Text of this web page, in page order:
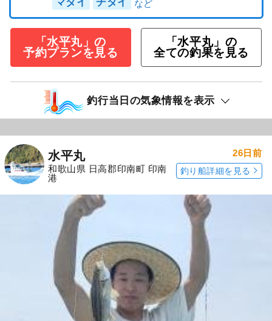
「水平丸」の
予約プランを見る
「水平丸」の
全ての釣果を見る
釣行当日の気象情報を表示
水平丸
和歌山県 日高郡印南町 印南
港
26日前
釣り船詳細を見る